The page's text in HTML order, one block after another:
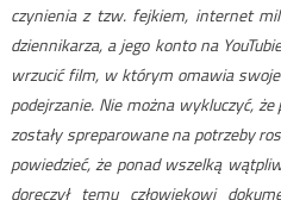
czynienia z tzw. fejkiem, internet
dziennikarza, a jego konto na
wrzucić film, w którym omawia
podejrzanie. Nie można wykluczyć,
zostały spreparowane na potrzeby
powiedzieć, że ponad wszelką
doręczył temu człowiekowi